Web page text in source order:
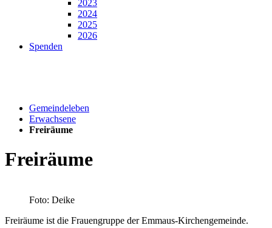
2023
2024
2025
2026
Spenden
Gemeindeleben
Erwachsene
Freiräume
Freiräume
Foto: Deike
Freiräume ist die Frauengruppe der Emmaus-Kirchengemeinde.